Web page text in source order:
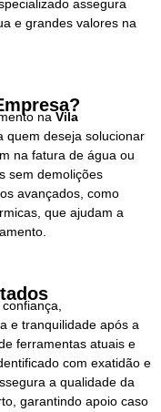
assegura
e grandes valores na
na Vila
quem deseja solucionar
na fatura de água ou
sem demolições
avançados, como
que ajudam a
e tranquilidade após a
ferramentas atuais e
com exatidão e
a qualidade da
garantindo apoio caso